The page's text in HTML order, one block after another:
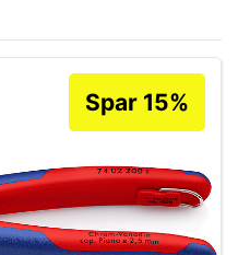
Spar 15%